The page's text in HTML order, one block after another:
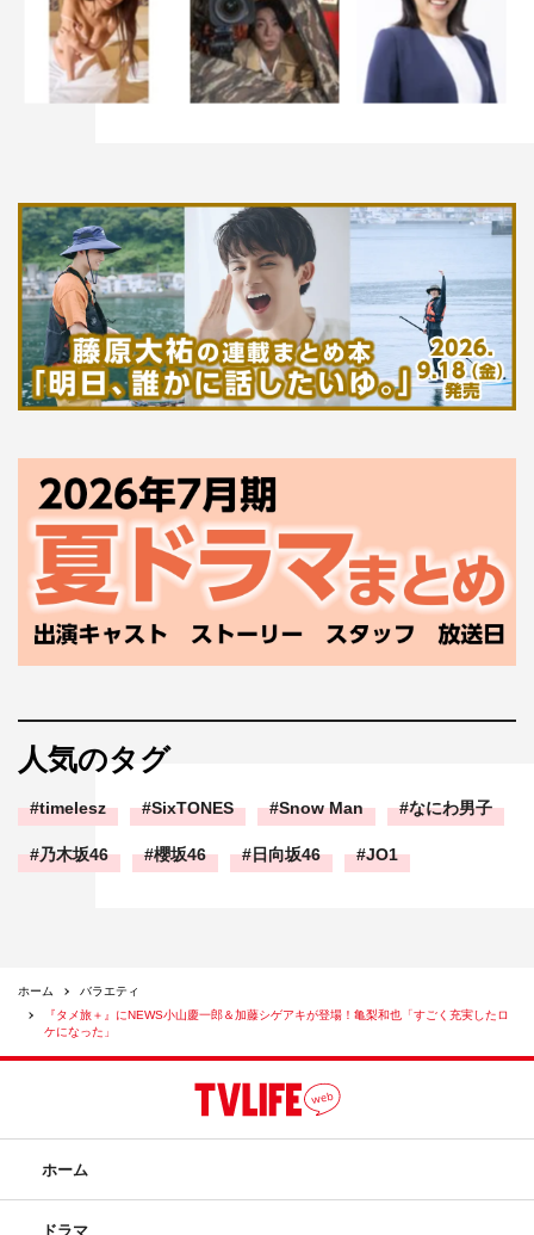
人気のタグ
timelesz SixTONES Snow Man なにわ男子
乃木坂46 櫻坂46 日向坂46 JO1
ホーム
バラエティ
『タメ旅＋』にNEWS小山慶一郎＆加藤シゲアキが登場！亀梨和也「すごく充実したロ
ケになった」
ホーム
ドラマ